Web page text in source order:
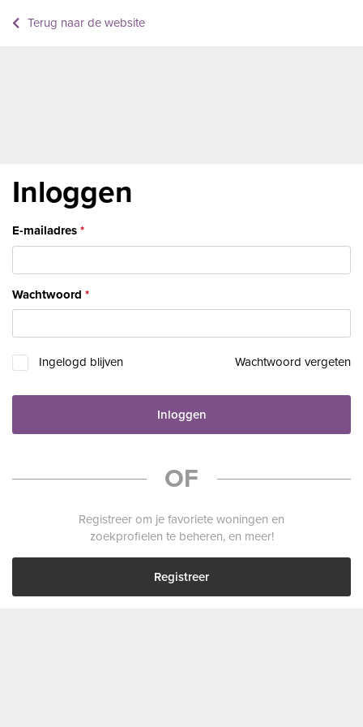
Terug naar de website
Inloggen
E-mailadres
Wachtwoord
Ingelogd blijven Wachtwoord vergeten
Inloggen
OF
Registreer om je favoriete woningen en
zoekprofielen te beheren, en meer!
Registreer